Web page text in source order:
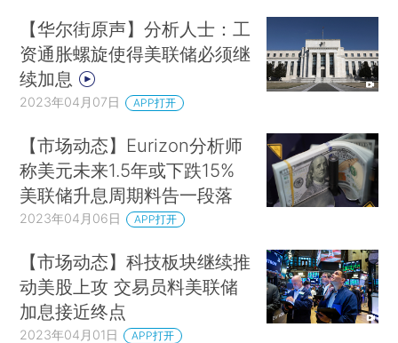
【华尔街原声】分析人士：工
资通胀螺旋使得美联储必须继
续加息
2023年04月07日 APP打开
【市场动态】Eurizon分析师
称美元未来1.5年或下跌15%
美联储升息周期料告一段落
2023年04月06日 APP打开
【市场动态】科技板块继续推
动美股上攻 交易员料美联储
加息接近终点
2023年04月01日 APP打开